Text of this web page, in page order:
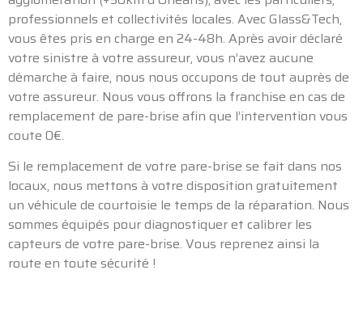
professionnels et collectivités locales. Avec Glass&Tech,
vous êtes pris en charge en 24-48h. Après avoir déclaré
votre sinistre à votre assureur, vous n’avez aucune
démarche à faire, nous nous occupons de tout auprès de
votre assureur. Nous vous offrons la franchise en cas de
remplacement de pare-brise afin que l’intervention vous
coute 0€.
Si le remplacement de votre pare-brise se fait dans nos
locaux, nous mettons à votre disposition gratuitement
un véhicule de courtoisie le temps de la réparation. Nous
sommes équipés pour diagnostiquer et calibrer les
capteurs de votre pare-brise. Vous reprenez ainsi la
route en toute sécurité !